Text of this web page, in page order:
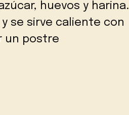
huevos y harina.
se sirve caliente con
un postre